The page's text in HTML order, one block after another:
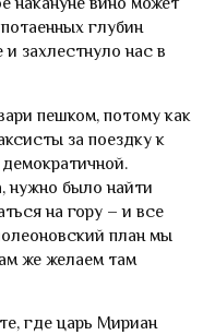
глубин
и захлестнуло нас в
пешком, потому как
за поездку к
нужно было найти
на гору – и все
план мы
же желаем там
где царь Мириан